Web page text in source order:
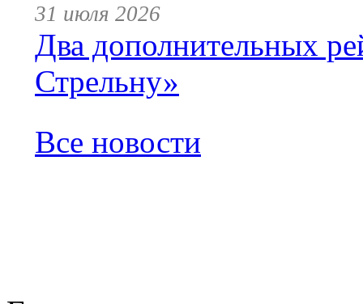
31 июля 2026
Два дополнительных
Стрельну»
Все новости